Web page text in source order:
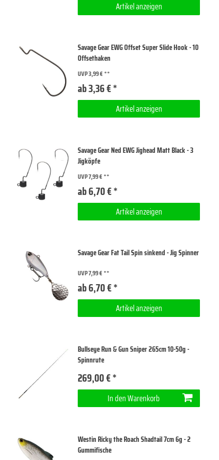
Artikel anzeigen
Savage Gear EWG Offset Super Slide Hook - 10
Offsethaken
UVP 3,99 €
ab 3,36 € *
Artikel anzeigen
Savage Gear Ned EWG Jighead Matt Black - 3
Jigköpfe
UVP 7,99 €
ab 6,70 € *
Artikel anzeigen
Savage Gear Fat Tail Spin sinkend - Jig Spinner
UVP 7,99 €
ab 6,70 € *
Artikel anzeigen
Bullseye Run & Gun Sniper 265cm 10-50g -
Spinnrute
269,00 € *
In den Warenkorb
Westin Ricky the Roach Shadtail 7cm 6g - 2
Gummifische